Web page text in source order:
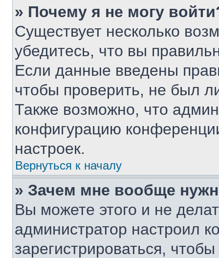
» Почему я не могу
Существует несколько
убедитесь, что вы
Если данные введены
чтобы проверить, не был
Также возможно, что
конфигурацию
настроек.
Вернуться к началу
» Зачем мне вообще
Вы можете этого и не
администратор настроил
зарегистрироваться,